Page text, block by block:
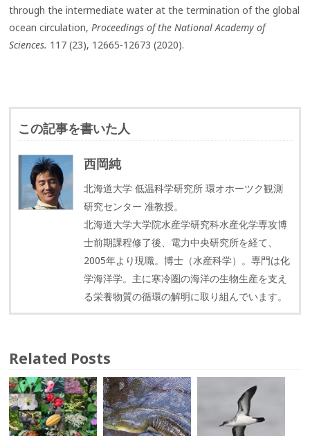
through the intermediate water at the termination of the global
ocean circulation,Proceedings of the National Academy of
Sciences. 117 (23), 12665-12673 (2020).
この記事を書いた人
西岡純
北海道大学 低温科学研究所 環オホーツク観測
研究センター 准教授。
北海道大学大学院水産学研究科水産化学専攻博
士前期課程修了後、電力中央研究所を経て、
2005年より現職。博士（水産科学）。専門は化
学海洋学。主に寒冷圏の海洋の生物生産を支え
る栄養物質の循環の解明に取り組んでいます。
Related Posts